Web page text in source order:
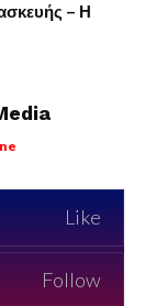
– Η
Like
Follow